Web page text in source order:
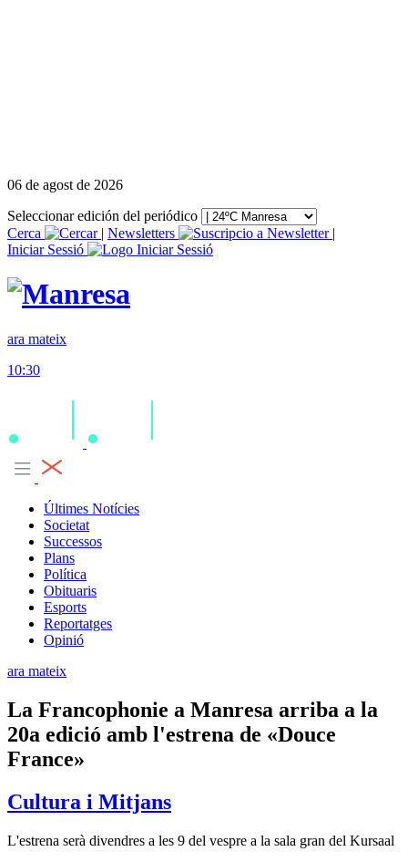
06 de agost de 2026
Seleccionar edición del periódico
Cerca
| Newsletters
|
Iniciar Sessió
ara mateix
10:30
Últimes Notícies
Societat
Successos
Plans
Política
Obituaris
Esports
Reportatges
Opinió
ara mateix
La Francophonie a Manresa arriba a la
20a edició amb l'estrena de «Douce
France»
Cultura i Mitjans
L'estrena serà divendres a les 9 del vespre a la sala gran del Kursaal